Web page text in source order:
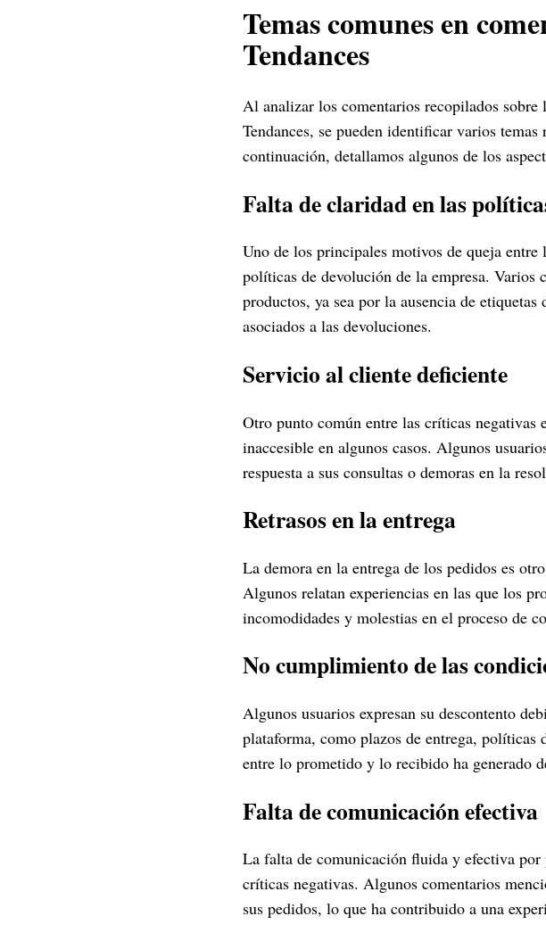
Temas comunes en
Tendances
Al analizar los comentarios recopilados sobre
Tendances, se pueden identificar varios
continuación, detallamos algunos de los
Falta de claridad en las
Uno de los principales motivos de queja
políticas de devolución de la empresa. Varios
productos, ya sea por la ausencia de
asociados a las devoluciones.
Servicio al cliente deficiente
Otro punto común entre las críticas
inaccesible en algunos casos. Algunos
respuesta a sus consultas o demoras en la
Retrasos en la entrega
La demora en la entrega de los pedidos es
Algunos relatan experiencias en las que los
incomodidades y molestias en el proceso de
No cumplimiento de las
Algunos usuarios expresan su descontento
plataforma, como plazos de entrega,
entre lo prometido y lo recibido ha generado
Falta de comunicación efectiva
La falta de comunicación fluida y efectiva por
críticas negativas. Algunos comentarios
sus pedidos, lo que ha contribuido a una